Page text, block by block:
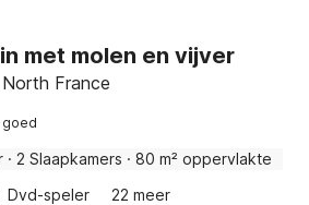
met molen en vijver
France
· 2 Slaapkamers · 80 m² oppervlakte
Dvd-speler
22 meer